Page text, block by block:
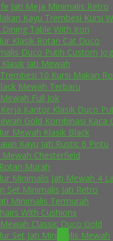
Jati Meja Minimalis Retro
Kayu Trembesi Kursi
Dining Table With Iron
Klasik Rotan Cat Duco
Duco Putih Custom
Jati Mewah
10 Kursi Makan
Mewah Terbaru
Full Jok
Kantor Klasik Duco
Gold Kombinasi Kaca
Mewah Klasik Black
Kayu Jati Rustic 6 Pintu
Chesterfield
Murah
Minimalis Jati Mewah 4
Set Minimalis Jati Retro
Minimalis Termurah
With Cushions
Classic Duco Gold
Set Jati Minimalis Mewah